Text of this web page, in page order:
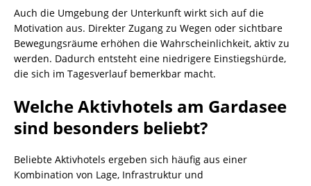
Auch die Umgebung der Unterkunft wirkt sich auf die
Motivation aus. Direkter Zugang zu Wegen oder sichtbare
Bewegungsräume erhöhen die Wahrscheinlichkeit, aktiv zu
werden. Dadurch entsteht eine niedrigere Einstiegshürde,
die sich im Tagesverlauf bemerkbar macht.
Welche Aktivhotels am Gardasee
sind besonders beliebt?
Beliebte Aktivhotels ergeben sich häufig aus einer
Kombination von Lage, Infrastruktur und